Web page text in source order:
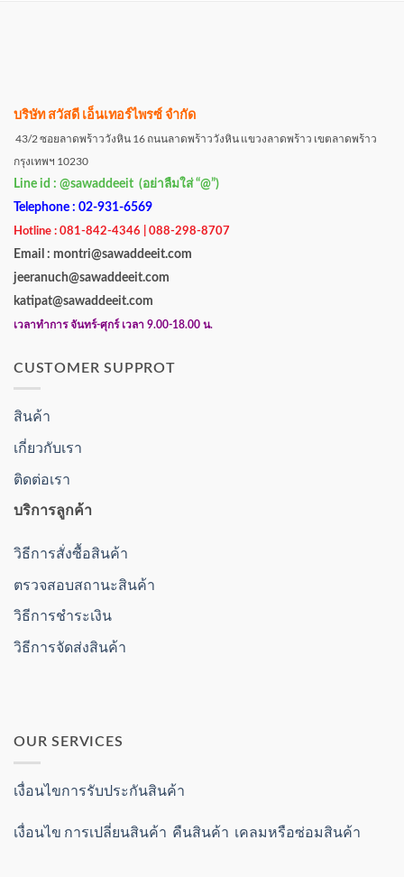
บริษัท สวัสดี เอ็นเทอร์ไพรซ์ จำกัด
43/2 ซอยลาดพร้าววังหิน 16 ถนนลาดพร้าววังหิน แขวงลาดพร้าว เขตลาดพร้าว
กรุงเทพฯ 10230
Line id : @sawaddeeit (อย่าลืมใส่ “@”)
Telephone : 02-931-6569
Hotline : 081-842-4346 | 088-298-8707
Email : montri@sawaddeeit.com
jeeranuch@sawaddeeit.com
katipat@sawaddeeit.com
เวลาทำการ จันทร์-ศุกร์ เวลา 9.00-18.00 น.
CUSTOMER SUPPROT
สินค้า
เกี่ยวกับเรา
ติดต่อเรา
บริการลูกค้า
วิธีการสั่งซื้อสินค้า
ตรวจสอบสถานะสินค้า
วิธีการชำระเงิน
วิธีการจัดส่งสินค้า
OUR SERVICES
เงื่อนไขการรับประกันสินค้า
เงื่อนไข การเปลี่ยนสินค้า คืนสินค้า เคลมหรือซ่อมสินค้า